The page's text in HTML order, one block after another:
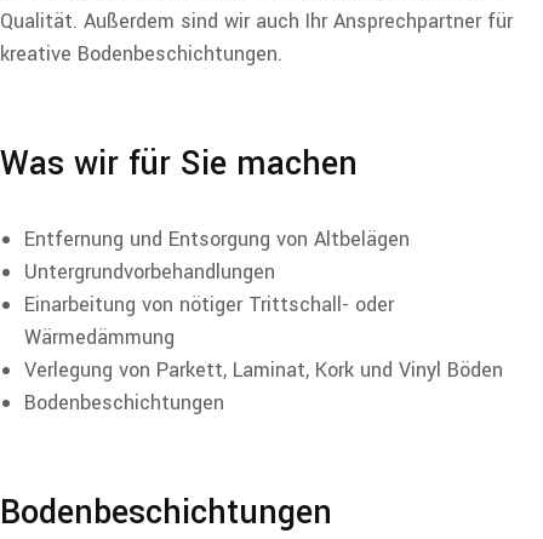
Qualität. Außerdem sind wir auch Ihr Ansprechpartner für
kreative Bodenbeschichtungen.
Was wir für Sie machen
Entfernung und Entsorgung von Altbelägen
Untergrundvorbehandlungen
Einarbeitung von nötiger Trittschall- oder
Wärmedämmung
Verlegung von Parkett, Laminat, Kork und Vinyl Böden
Bodenbeschichtungen
Bodenbeschichtungen